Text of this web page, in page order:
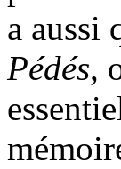
a aussi
Pédés,